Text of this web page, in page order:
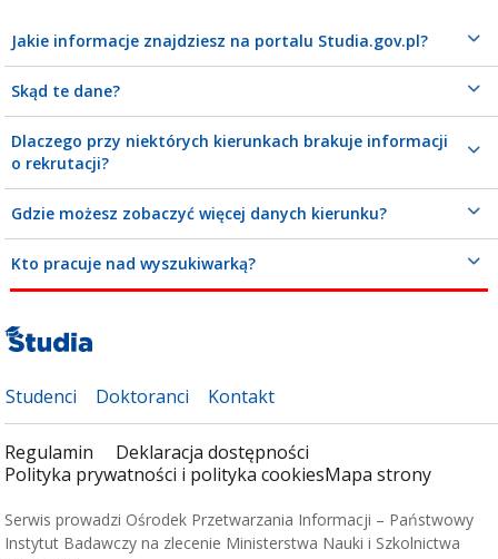
Jakie informacje znajdziesz na portalu Studia.gov.pl?
Skąd te dane?
Dlaczego przy niektórych kierunkach brakuje informacji
o rekrutacji?
Gdzie możesz zobaczyć więcej danych kierunku?
Kto pracuje nad wyszukiwarką?
Studenci Doktoranci Kontakt
Regulamin
Deklaracja dostępności
Polityka prywatności i polityka cookiesMapa strony
Serwis prowadzi Ośrodek Przetwarzania Informacji – Państwowy
Instytut Badawczy na zlecenie Ministerstwa Nauki i Szkolnictwa